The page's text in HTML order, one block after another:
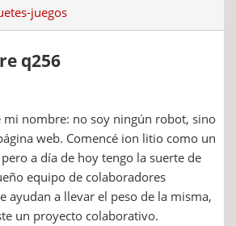
juegos
q256
mi nombre: no soy ningún robot, sino
web. Comencé ion litio como un
a día de hoy tengo la suerte de
equipo de colaboradores
ayudan a llevar el peso de la misma,
un proyecto colaborativo.